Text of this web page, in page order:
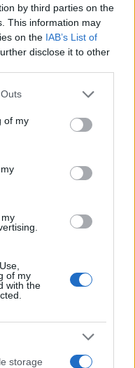
by third parties on the
This information may
on the IAB’s List of
disclose it to other
one or more Google
You may click to
its third-party tags to
in below Google
of my
of my
with the
storage
ribassi diffusi tra le
a due cifre per greggio